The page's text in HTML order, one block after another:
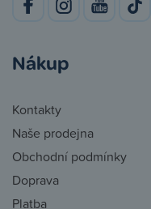
Nákup
Kontakty
Naše prodejna
Obchodní podmínky
Doprava
Platba